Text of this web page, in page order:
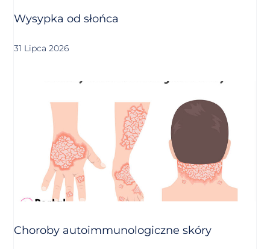
Wysypka od słońca
31 Lipca 2026
Choroby autoimmunologiczne skóry